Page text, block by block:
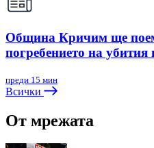
Община Кричим ще
погребението на
преди 15 мин
Всички
От мрежата